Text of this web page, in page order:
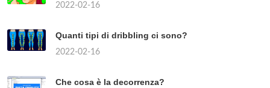
2022-02-16
Quanti tipi di dribbling ci sono?
2022-02-16
Che cosa è la decorrenza?